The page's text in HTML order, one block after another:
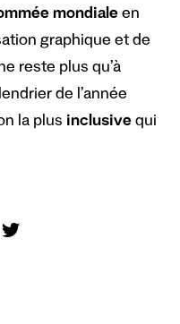
mondiale en
graphique et de
reste plus qu’à
de l’année
la plus inclusive qui